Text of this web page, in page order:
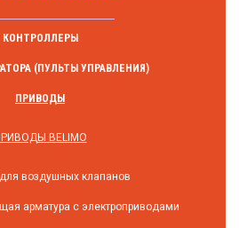
КОНТРОЛЛЕРЫ
(ПУЛЬТЫ УПРАВЛЕНИЯ)
ПРИВОДЫ
BELIMO
воздушных клапанов
арматура с электроприводами